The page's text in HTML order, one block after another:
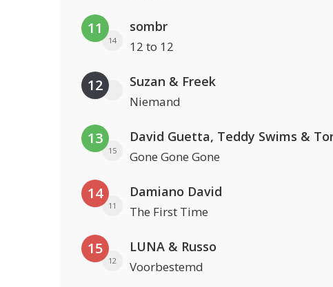
11
14
sombr
12 to 12
12 Suzan & Freek
Niemand
13
15 Gone Gone Gone
14
11
Damiano David
The First Time
15
12
LUNA & Russo
Voorbestemd